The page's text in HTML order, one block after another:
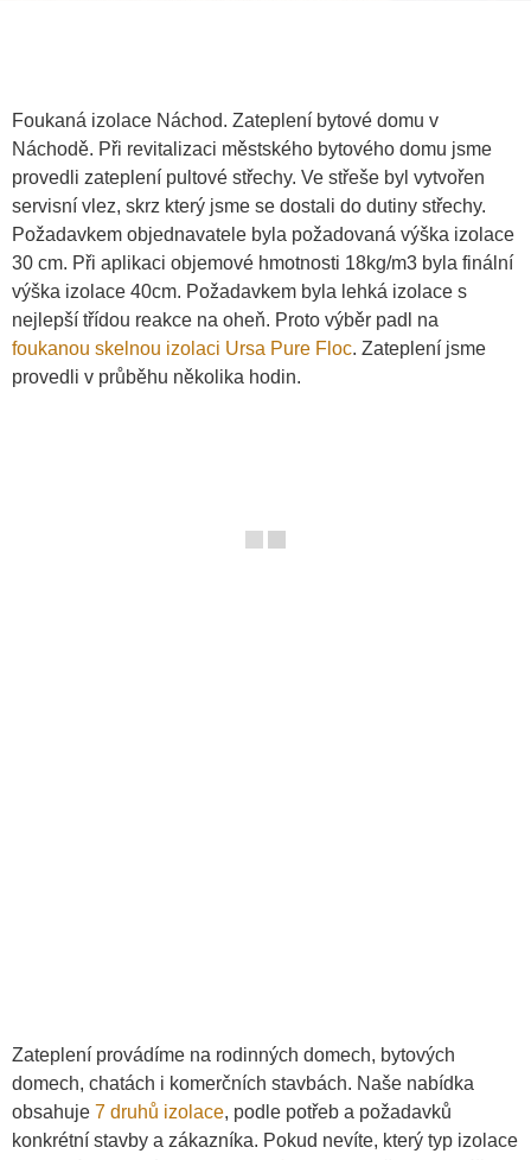
Foukaná izolace Náchod. Zateplení bytové domu v
Náchodě. Při revitalizaci městského bytového domu jsme
provedli zateplení pultové střechy. Ve střeše byl vytvořen
servisní vlez, skrz který jsme se dostali do dutiny střechy.
Požadavkem objednavatele byla požadovaná výška izolace
30 cm. Při aplikaci objemové hmotnosti 18kg/m3 byla finální
výška izolace 40cm. Požadavkem byla lehká izolace s
nejlepší třídou reakce na oheň. Proto výběr padl na
foukanou skelnou izolaci Ursa Pure Floc. Zateplení jsme
provedli v průběhu několika hodin.
Zateplení provádíme na rodinných domech, bytových
domech, chatách i komerčních stavbách. Naše nabídka
obsahuje 7 druhů izolace, podle potřeb a požadavků
konkrétní stavby a zákazníka. Pokud nevíte, který typ izolace